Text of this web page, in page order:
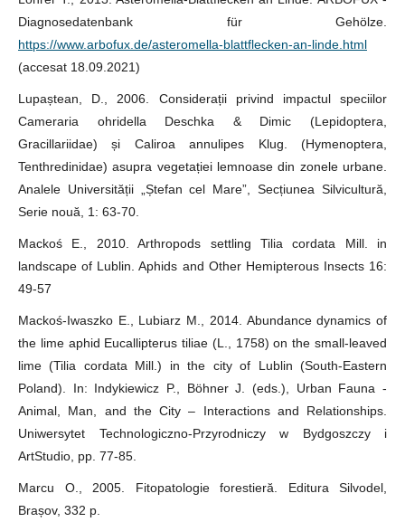
Diagnosedatenbank für Gehölze.
https://www.arbofux.de/asteromella-blattflecken-an-linde.html
(accesat 18.09.2021)
Lupaștean, D., 2006. Considerații privind impactul speciilor
Cameraria ohridella Deschka & Dimic (Lepidoptera,
Gracillariidae) și Caliroa annulipes Klug. (Hymenoptera,
Tenthredinidae) asupra vegetației lemnoase din zonele urbane.
Analele Universității „Ștefan cel Mare”, Secțiunea Silvicultură,
Serie nouă, 1: 63-70.
Mackoś E., 2010. Arthropods settling Tilia cordata Mill. in
landscape of Lublin. Aphids and Other Hemipterous Insects 16:
49-57
Mackoś-Iwaszko E., Lubiarz M., 2014. Abundance dynamics of
the lime aphid Eucallipterus tiliae (L., 1758) on the small-leaved
lime (Tilia cordata Mill.) in the city of Lublin (South-Eastern
Poland). In: Indykiewicz P., Böhner J. (eds.), Urban Fauna -
Animal, Man, and the City – Interactions and Relationships.
Uniwersytet Technologiczno-Przyrodniczy w Bydgoszczy i
ArtStudio, pp. 77-85.
Marcu O., 2005. Fitopatologie forestieră. Editura Silvodel,
Brașov, 332 p.